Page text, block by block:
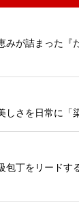
みが詰まった『
しさを日常に「
包丁をリードす